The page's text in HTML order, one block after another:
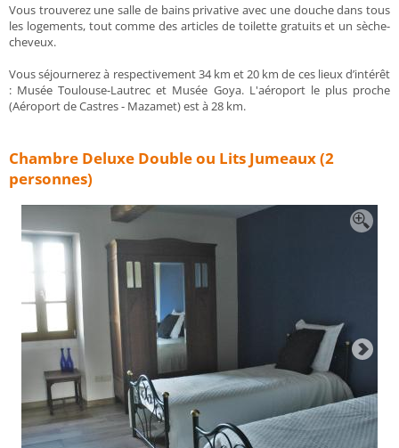
Vous trouverez une salle de bains privative avec une douche dans tous
les logements, tout comme des articles de toilette gratuits et un sèche-
cheveux.
Vous séjournerez à respectivement 34 km et 20 km de ces lieux d’intérêt
: Musée Toulouse-Lautrec et Musée Goya. L'aéroport le plus proche
(Aéroport de Castres - Mazamet) est à 28 km.
Chambre Deluxe Double ou Lits Jumeaux (2
personnes)